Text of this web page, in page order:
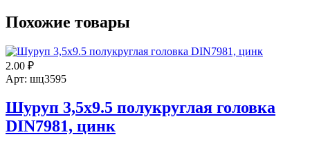
Похожие товары
2.00 ₽
Арт: шц3595
Шуруп 3,5х9.5 полукруглая головка
DIN7981, цинк